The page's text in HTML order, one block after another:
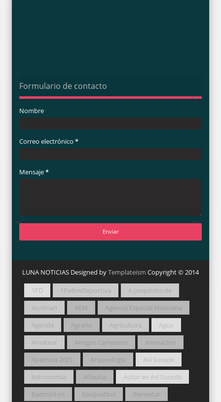
Formulario de contacto
Nombre
Correo electrónico *
Mensaje*
LUNA NOTICIAS Designed byTemplateism Copyright © 2014
1FD 1FiebreDeportiva
A propósito de
Acolman
AEM
Agencia Espacial Mexicana
Agenda
Agrario Agricultura
Agua
Amateur
Amigos Camperos
Animación
Apertura 2021
Arqueología
Así Sucede
Astronomía
Atlautla
Autor en Así Sucede
Bádminton
Básquetbol
Bienestar